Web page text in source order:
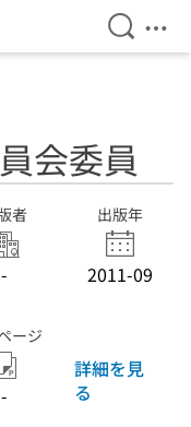
検索を
メ
会委員
者
-
出版年
2011-09
ージ
-
詳細を見
る